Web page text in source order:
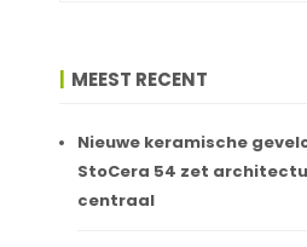
MEEST RECENT
Nieuwe keramische
StoCera 54 zet
centraal